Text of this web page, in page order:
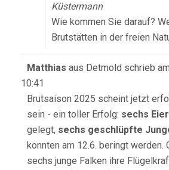
Küstermann
Wie kommen Sie darauf?
Brutstätten in der freien
Matthias aus Detmold schrieb am
10:41
Brutsaison 2025 scheint jetzt
sein - ein toller Erfolg: sechs Eier
gelegt, sechs geschlüpfte
konnten am 12.6. beringt werden.
sechs junge Falken ihre